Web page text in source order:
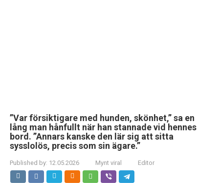
”Var försiktigare med hunden, skönhet,” sa en
lång man hånfullt när han stannade vid hennes
bord. ”Annars kanske den lär sig att sitta
sysslolös, precis som sin ägare.”
Published by: 12.05.2026 Mynt viral Editor